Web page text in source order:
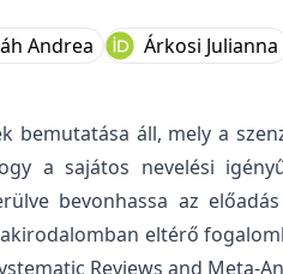
Andrea Árkosi Julianna
bemutatása áll, mely a
a sajátos nevelési
bevonhassa az
eltérő
Reviews and Meta-